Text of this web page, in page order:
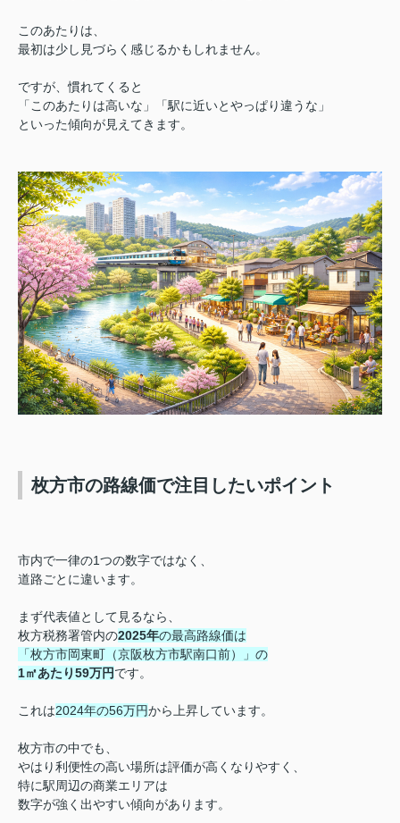
このあたりは、
最初は少し見づらく感じるかもしれません。
ですが、慣れてくると
「このあたりは高いな」「駅に近いとやっぱり違うな」
といった傾向が見えてきます。
枚方市の路線価で注目したいポイント
市内で一律の1つの数字ではなく、
道路ごとに違います。
まず代表値として見るなら、
枚方税務署管内の2025年の最高路線価は
「枚方市岡東町（京阪枚方市駅南口前）」の
1㎡あたり59万円です。
これは2024年の56万円から上昇しています。
枚方市の中でも、
やはり利便性の高い場所は評価が高くなりやすく、
特に駅周辺の商業エリアは
数字が強く出やすい傾向があります。